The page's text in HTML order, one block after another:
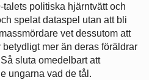
politiska hjärntvätt och
spelat dataspel utan att bli
vet dessutom att
mer än deras föräldrar
sluta omedelbart att
ungarna vad de tål.